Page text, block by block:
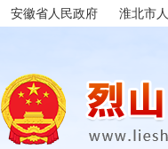
安徽省人民政府 淮北市